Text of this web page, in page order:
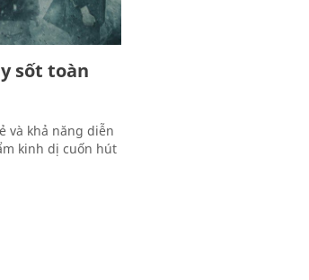
sốt toàn
và khả năng diễn
kinh dị cuốn hút